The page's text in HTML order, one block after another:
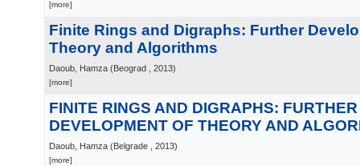
[more]
Finite Rings and Digraphs: Further
Theory and Algorithms
Daoub, Hamza (Beograd , 2013)
[more]
FINITE RINGS AND DIGRAPHS: FURTHER
DEVELOPMENT OF THEORY AND
Daoub, Hamza (Belgrade , 2013)
[more]